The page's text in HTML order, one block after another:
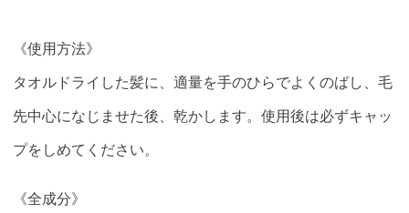
《使用方法》
タオルドライした髪に、適量を手のひらでよくのばし、毛
先中心になじませた後、乾かします。使用後は必ずキャッ
プをしめてください。
《全成分》